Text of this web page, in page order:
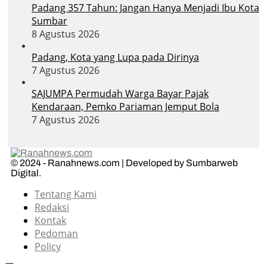
Padang 357 Tahun: Jangan Hanya Menjadi Ibu Kota
Sumbar
8 Agustus 2026
Padang, Kota yang Lupa pada Dirinya
7 Agustus 2026
SAJUMPA Permudah Warga Bayar Pajak
Kendaraan, Pemko Pariaman Jemput Bola
7 Agustus 2026
© 2024 - Ranahnews.com | Developed by Sumbarweb
Digital.
Tentang Kami
Redaksi
Kontak
Pedoman
Policy